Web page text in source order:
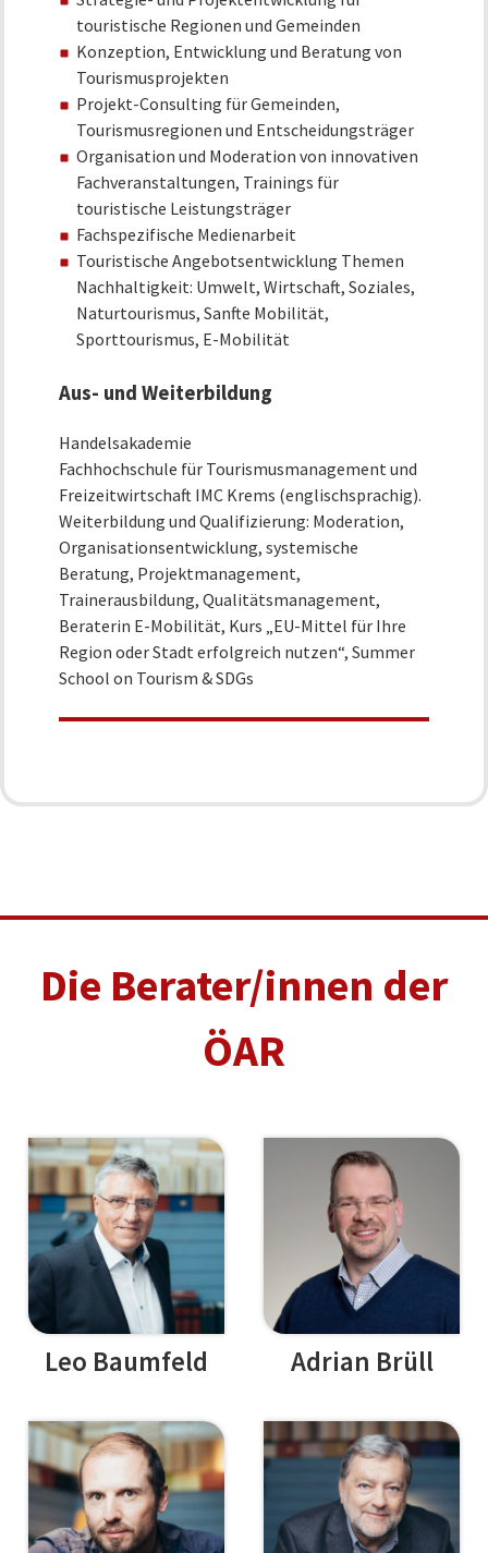
touristische Regionen und Gemeinden
Konzeption, Entwicklung und Beratung von
Tourismusprojekten
Projekt-Consulting für Gemeinden,
Tourismusregionen und Entscheidungsträger
Organisation und Moderation von innovativen
Fachveranstaltungen, Trainings für
touristische Leistungsträger
Fachspezifische Medienarbeit
Touristische Angebotsentwicklung Themen
Nachhaltigkeit: Umwelt, Wirtschaft, Soziales,
Naturtourismus, Sanfte Mobilität,
Sporttourismus, E-Mobilität
Aus- und Weiterbildung
Handelsakademie
Fachhochschule für Tourismusmanagement und
Freizeitwirtschaft IMC Krems (englischsprachig).
Weiterbildung und Qualifizierung: Moderation,
Organisationsentwicklung, systemische
Beratung, Projektmanagement,
Trainerausbildung, Qualitätsmanagement,
Beraterin E-Mobilität, Kurs „EU-Mittel für Ihre
Region oder Stadt erfolgreich nutzen“, Summer
School on Tourism & SDGs
Die Berater/innen der
ÖAR
Leo Baumfeld Adrian Brüll